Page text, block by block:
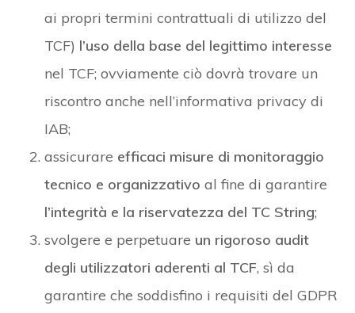
ai propri termini contrattuali di utilizzo del
TCF) l’uso della base del legittimo interesse
nel TCF; ovviamente ciò dovrà trovare un
riscontro anche nell’informativa privacy di
IAB;
assicurare efficaci misure di monitoraggio
tecnico e organizzativo al fine di garantire
l’integrità e la riservatezza del TC String;
svolgere e perpetuare un rigoroso audit
degli utilizzatori aderenti al TCF, sì da
garantire che soddisfino i requisiti del GDPR